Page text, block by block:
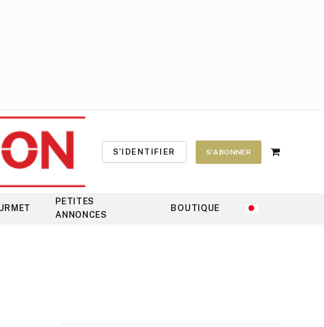
S'IDENTIFIER S'ABONNER
Shopping
PETITES
ANNONCES
BOUTIQUE